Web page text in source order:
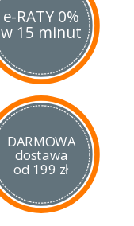
e-RATY 0%
w 15 minut
DARMOWA
dostawa
od 199 zł